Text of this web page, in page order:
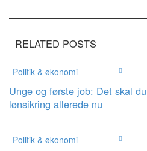
RELATED POSTS
Politik & økonomi
Unge og første job: Det skal
lønsikring allerede nu
Politik & økonomi